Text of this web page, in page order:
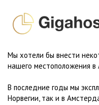
Мы хотели бы внести
нашего местоположения
В последние годы мы
Норвегии, так и в